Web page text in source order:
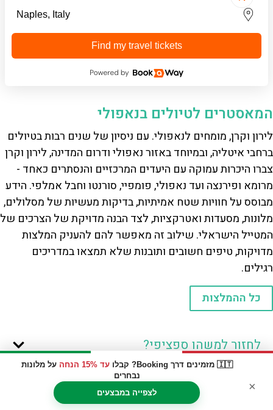
🇮🇹 מזמינים דרך Booking? קבלו עד 15% הנחה
על מלונות
נבחרים
לצפייה במבצעים
×
Find my travel tickets
המאסטרים לטיולים בנאפולי
לירון וקרן, מומחים לנאפולי. עם ניסיון של שנים רבות בטיולים
ברחבי איטליה, ובמיוחד באזור נאפולי ודרום המדינה, לירון וקרן
צברו היכרות עמוקה עם היעדים המרכזיים והנסתרים כאחד -
מרומא ופירנצה ועד נאפולי, פומפיי, סורנטו וחבל אמלפי. הידע
מבוסס על חוויות שטח אמיתיות, בדיקות מעשיות של מסלולים,
מלונות, מסעדות ואטרקציות, לצד הבנה מדויקת של הצרכים של
המטייל הישראלי. שילוב זה מאפשר להם להעניק המלצות
מדויקות, טיפים חשובים ותובנות שלא תמצאו במדריכים
רגילים.
כל ההמלצות
לחזור למשהו ספציפי?